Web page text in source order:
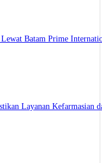
Batam Prime
Layanan Kefarmasian